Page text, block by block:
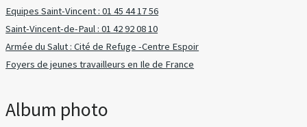
Equipes Saint-Vincent : 01 45 44 17 56
Saint-Vincent-de-Paul : 01 42 92 08 10
Armée du Salut : Cité de Refuge -Centre Espoir
Foyers de jeunes travailleurs en Ile de France
Album photo